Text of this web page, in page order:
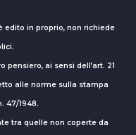
edito in proprio, non richiede
ai sensi dell’art. 21
alle norme sulla stampa
47/1948.
tra quelle non coperte da